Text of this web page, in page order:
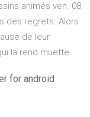
animés ven. 08
des regrets. Alors
de leur
la rend muette.
for android